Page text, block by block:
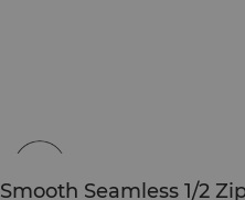
Smooth Seamless 1/2